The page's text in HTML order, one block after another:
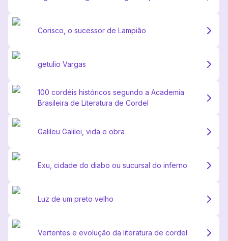
Corisco, o sucessor de Lampião
getulio Vargas
100 cordéis históricos segundo a Academia
Brasileira de Literatura de Cordel
Galileu Galilei, vida e obra
Exu, cidade do diabo ou sucursal do inferno
Luz de um preto velho
Vertentes e evolução da literatura de cordel